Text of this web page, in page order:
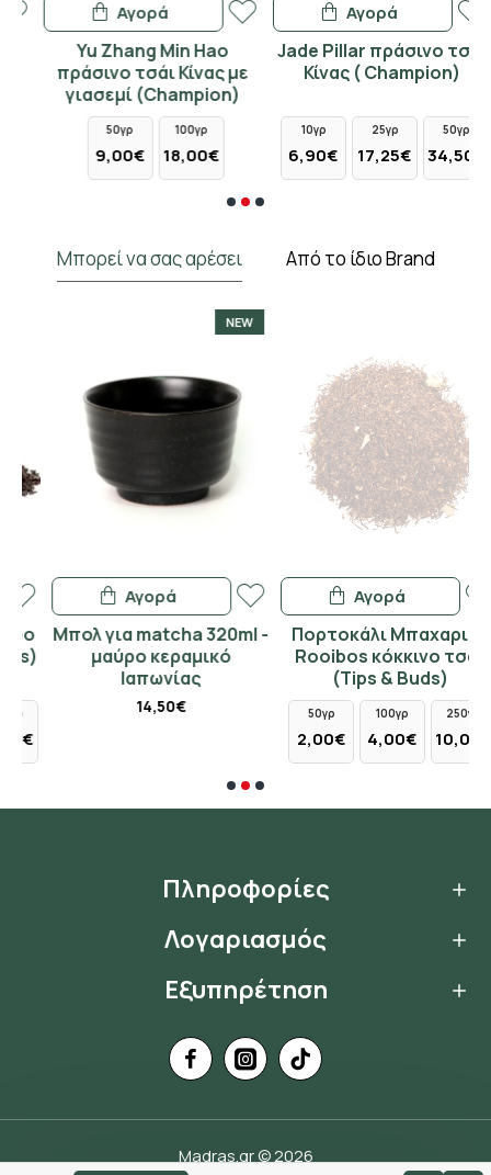
Yu Zhang Min Hao
πράσινο τσάι Κίνας με
γιασεμί (Champion)
50γρ
9,00€
100γρ
18,00€
Αγορά
Jade Pillar πράσινο τσάι
Κίνας ( Champion)
10γρ
6,90€
25γρ
17,25€
50γρ
34,50€
Αγορά
Μπορεί να σας αρέσει Από το ίδιο Brand
Μπολ για matcha 320ml -
μαύρο κεραμικό
Ιαπωνίας
14,50€
Αγορά
Πορτοκάλι Μπαχαρικά
Rooibos κόκκινο τσάι
(Tips & Buds)
2,00€
100γρ
4,00€
250γρ
10,00€
Αγορά
Πληροφορίες
Λογαριασμός
Εξυπηρέτηση
Madras.gr © 2026